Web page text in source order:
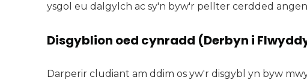
ysgol eu dalgylch ac sy'n byw'r pellter cerdded
Disgyblion oed cynradd (Derbyn i
Darperir cludiant am ddim os yw'r disgybl yn byw